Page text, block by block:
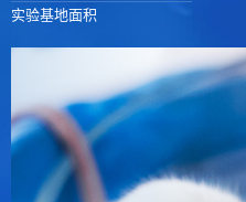
实验基地面积